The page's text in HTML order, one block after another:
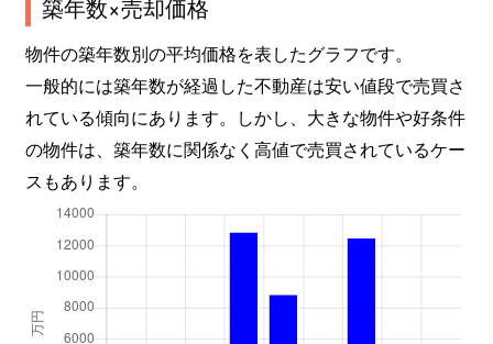
築年数×売却価格
物件の築年数別の平均価格を表したグラフです。
一般的には築年数が経過した不動産は安い値段で売買さ
れている傾向にあります。しかし、大きな物件や好条件
の物件は、築年数に関係なく高値で売買されているケー
スもあります。